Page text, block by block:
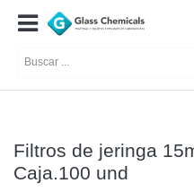
Filtros de jeringa
Caja.100 und